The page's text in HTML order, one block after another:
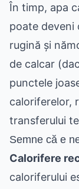
În timp, apa
poate deveni
rugină și
de calcar
punctele
caloriferelor,
transferului
Semne că e
Calorifere
caloriferului